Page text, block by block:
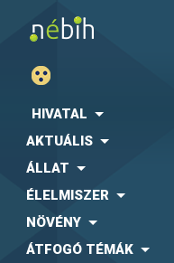
HIVATAL
AKTUÁLIS
ÁLLAT
ÉLELMISZER
NÖVÉNY
ÁTFOGÓ TÉMÁK